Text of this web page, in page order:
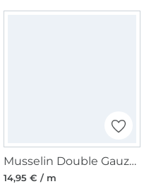
Musselin Double Gauze Eucalyptus, weiss
14,95 € / m